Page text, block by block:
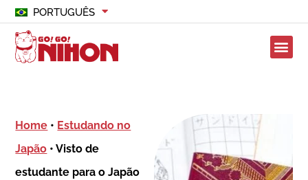
PORTUGUÊS
Home • Estudando no
Japão •Visto de
estudante para o Japão